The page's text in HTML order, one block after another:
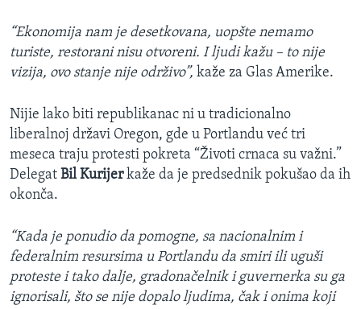
“Ekonomija nam je desetkovana, uopšte nemamo
turiste, restorani nisu otvoreni. I ljudi kažu – to nije
vizija, ovo stanje nije održivo”, kaže za Glas Amerike.
Nijie lako biti republikanac ni u tradicionalno
liberalnoj državi Oregon, gde u Portlandu već tri
meseca traju protesti pokreta “Životi crnaca su važni.”
Delegat Bil Kurijerkaže da je predsednik pokušao da ih
okonča.
“Kada je ponudio da pomogne, sa nacionalnim i
federalnim resursima u Portlandu da smiri ili uguši
proteste i tako dalje, gradonačelnik i guvernerka su ga
ignorisali, što se nije dopalo ljudima, čak i onima koji